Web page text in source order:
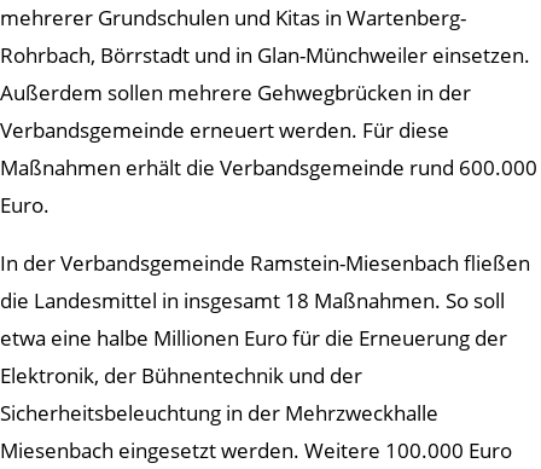
mehrerer Grundschulen und Kitas in Wartenberg-
Rohrbach, Börrstadt und in Glan-Münchweiler einsetzen.
Außerdem sollen mehrere Gehwegbrücken in der
Verbandsgemeinde erneuert werden. Für diese
Maßnahmen erhält die Verbandsgemeinde rund 600.000
Euro.
In der Verbandsgemeinde Ramstein-Miesenbach fließen
die Landesmittel in insgesamt 18 Maßnahmen. So soll
etwa eine halbe Millionen Euro für die Erneuerung der
Elektronik, der Bühnentechnik und der
Sicherheitsbeleuchtung in der Mehrzweckhalle
Miesenbach eingesetzt werden. Weitere 100.000 Euro